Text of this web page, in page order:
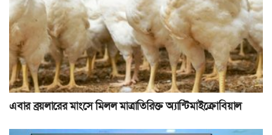
এবার ব্রয়লারের মাংসে মিলল মাত্রাতিরিক্ত অ্যান্টিমাইক্রোবিয়াল